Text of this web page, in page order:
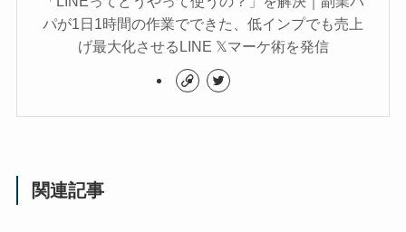
パが1日1時間の作業でできた、低インプでも売上
げ最大化させるLINE 𝕏マーケ術を発信
関連記事